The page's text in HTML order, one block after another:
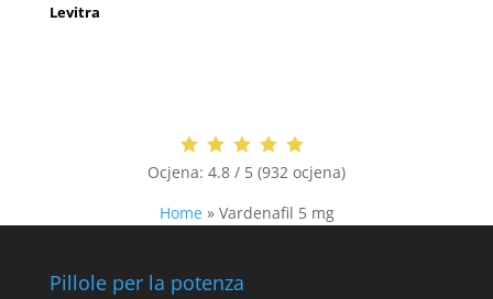
Levitra
Ocjena: 4.8 / 5 (932 ocjena)
Home» Vardenafil 5 mg
Pillole per la potenza